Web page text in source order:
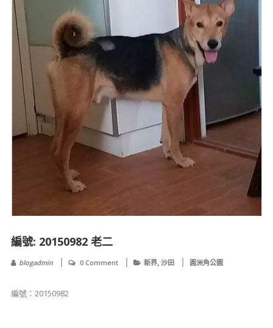
​​編號: 20150982 老二
blogadmin 0 Comment 新界, 沙田 圓洲角公園
​​編號：20150982